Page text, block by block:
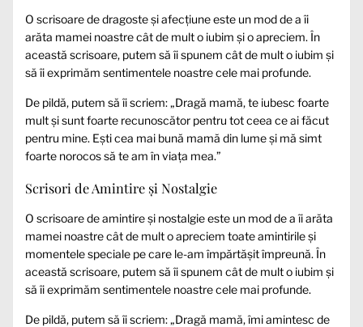
O scrisoare de dragoste și afecțiune este un mod de a îi
arăta mamei noastre cât de mult o iubim și o apreciem. În
această scrisoare, putem să îi spunem cât de mult o iubim și
să îi exprimăm sentimentele noastre cele mai profunde.
De pildă, putem să îi scriem: „Dragă mamă, te iubesc foarte
mult și sunt foarte recunoscător pentru tot ceea ce ai făcut
pentru mine. Eşti cea mai bună mamă din lume și mă simt
foarte norocos să te am în viața mea.”
Scrisori de Amintire și Nostalgie
O scrisoare de amintire și nostalgie este un mod de a îi arăta
mamei noastre cât de mult o apreciem toate amintirile și
momentele speciale pe care le-am împărtășit împreună. În
această scrisoare, putem să îi spunem cât de mult o iubim și
să îi exprimăm sentimentele noastre cele mai profunde.
De pildă, putem să îi scriem: „Dragă mamă, îmi amintesc de